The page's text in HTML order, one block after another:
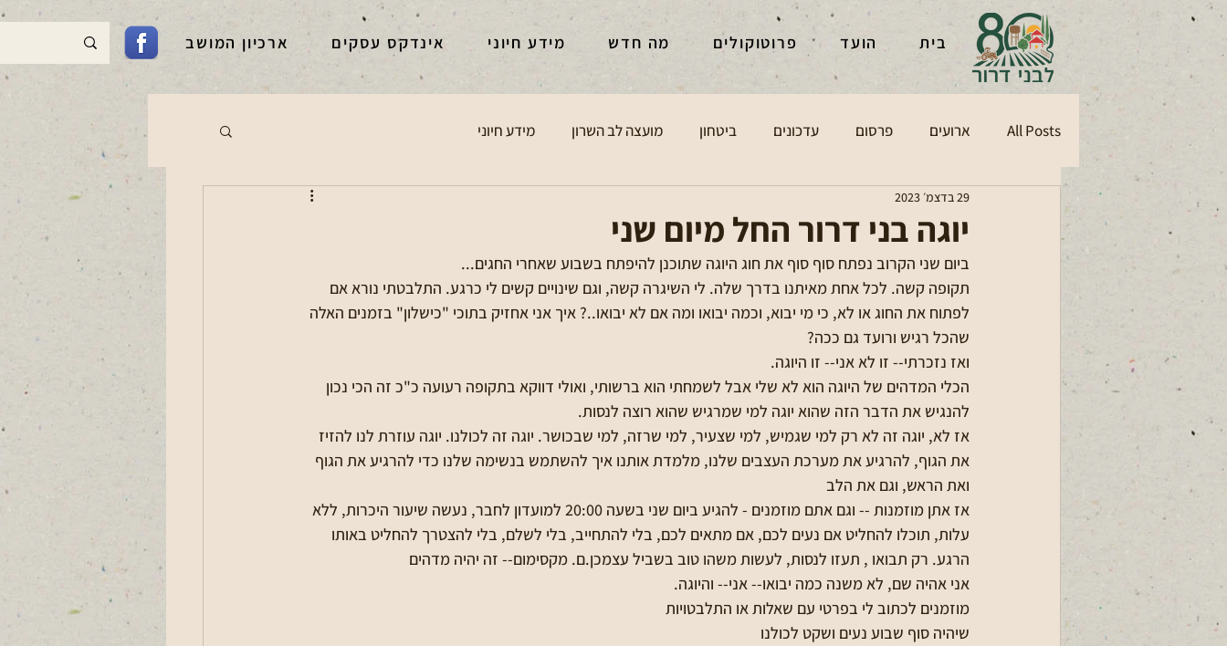
בית הועד פרוטוקולים מה חדש מידע חיוני אינדקס עסקים ארכיון המושב
All Posts ארועים פרסום עדכונים ביטחון מועצה לב השרון מידע חיוני
יוגה בני דרור החל מיום שני
29 בדצמ׳ 2023
ביום שני הקרוב נפתח סוף סוף את חוג היוגה שתוכנן להיפתח בשבוע שאחרי החגים...
תקופה קשה. לכל אחת מאיתנו בדרך שלה. לי השיגרה קשה, וגם שינויים קשים לי כרגע. התלבטתי נורא אם
לפתוח את החוג או לא, כי מי יבוא, וכמה יבואו ומה אם לא יבואו..? איך אני אחזיק בתוכי "כישלון" בזמנים האלה
שהכל רגיש ורועד גם ככה?
ואז נזכרתי-- זו לא אני-- זו היוגה.
הכלי המדהים של היוגה הוא לא שלי אבל לשמחתי הוא ברשותי, ואולי דווקא בתקופה רעועה כ"כ זה הכי נכון
להנגיש את הדבר הזה שהוא יוגה למי שמרגיש שהוא רוצה לנסות.
אז לא, יוגה זה לא רק למי שגמיש, למי שצעיר, למי שרזה, למי שבכושר. יוגה זה לכולנו. יוגה עוזרת לנו להזיז
את הגוף, להרגיע את מערכת העצבים שלנו, מלמדת אותנו איך להשתמש בנשימה שלנו כדי להרגיע את הגוף
ואת הראש, וגם את הלב
אז אתן מוזמנות -- וגם אתם מוזמנים - להגיע ביום שני בשעה 20:00 למועדון לחבר, נעשה שיעור היכרות, ללא
עלות, תוכלו להחליט אם נעים לכם, אם מתאים לכם, בלי להתחייב, בלי לשלם, בלי להצטרך להחליט באותו
הרגע. רק תבואו , תעזו לנסות, לעשות משהו טוב בשביל עצמכן.ם. מקסימום-- זה יהיה מדהים
אני אהיה שם, לא משנה כמה יבואו-- אני-- והיוגה.
מוזמנים לכתוב לי בפרטי עם שאלות או התלבטויות
שיהיה סוף שבוע נעים ושקט לכולנו